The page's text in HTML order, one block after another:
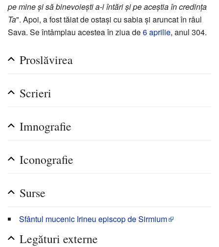
pe mine și să binevoiești a-i întări și pe aceștia în credința
Ta". Apoi, a fost tăiat de ostași cu sabia și aruncat în râul
Sava. Se întâmplau acestea în ziua de6 aprilie, anul 304.
Proslăvirea
Scrieri
Imnografie
Iconografie
Surse
Sfântul mucenic Irineu episcop de Sirmium
Legături externe